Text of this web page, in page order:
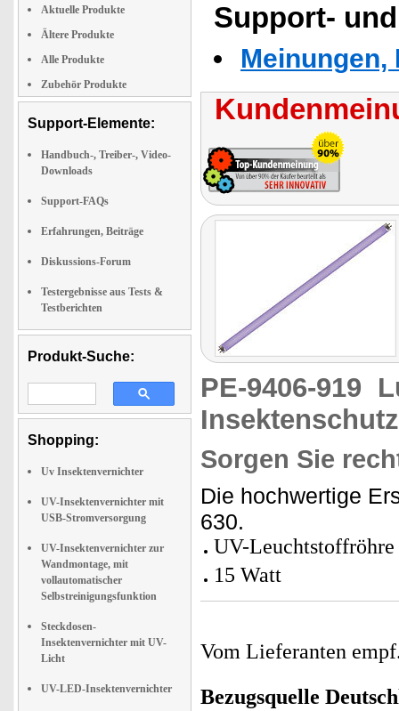
Aktuelle Produkte
Ältere Produkte
Alle Produkte
Zubehör Produkte
Support-Elemente:
Handbuch-, Treiber-, Video-
Downloads
Support-FAQs
Erfahrungen, Beiträge
Diskussions-Forum
Testergebnisse aus Tests &
Testberichten
Produkt-Suche:
Shopping:
Uv Insektenvernichter
UV-Insektenvernichter mit
USB-Stromversorgung
UV-Insektenvernichter zur
Wandmontage, mit
vollautomatischer
Selbstreinigungsfunktion
Steckdosen-
Insektenvernichter mit UV-
Licht
UV-LED-Insektenvernichter
Support-
PE-9406-919
Sorgen Sie
Die hochwertige
630.
UV-Leuchtstoffröhre
15 Watt
Vom Lieferanten
Bezugsquelle